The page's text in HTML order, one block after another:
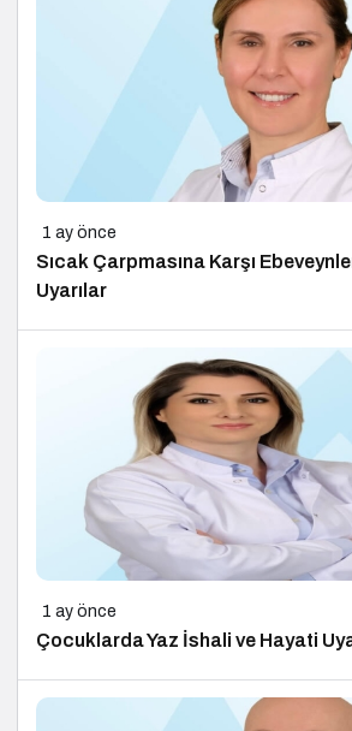
1 ay önce
Sıcak Çarpmasına Karşı
Uyarılar
1 ay önce
Çocuklarda Yaz İshali ve Hayati